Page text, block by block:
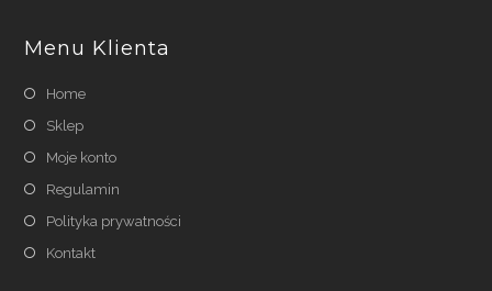
new
tab
Menu Klienta
Home
Sklep
Moje konto
Regulamin
Polityka prywatności
Kontakt